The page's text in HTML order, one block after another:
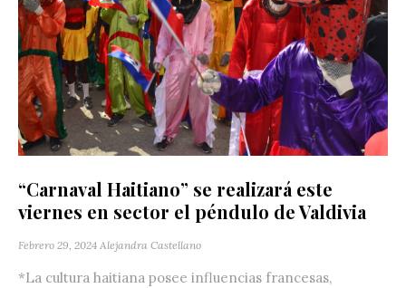
“Carnaval Haitiano” se realizará este
viernes en sector el péndulo de Valdivia
Febrero 29, 2024 Alejandra Castellano
*La cultura haitiana posee influencias francesas,